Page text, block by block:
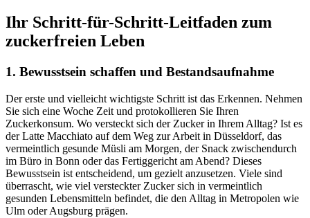
Ihr Schritt-für-Schritt-Leitfaden zum
zuckerfreien Leben
1. Bewusstsein schaffen und Bestandsaufnahme
Der erste und vielleicht wichtigste Schritt ist das Erkennen. Nehmen
Sie sich eine Woche Zeit und protokollieren Sie Ihren
Zuckerkonsum. Wo versteckt sich der Zucker in Ihrem Alltag? Ist es
der Latte Macchiato auf dem Weg zur Arbeit in Düsseldorf, das
vermeintlich gesunde Müsli am Morgen, der Snack zwischendurch
im Büro in Bonn oder das Fertiggericht am Abend? Dieses
Bewusstsein ist entscheidend, um gezielt anzusetzen. Viele sind
überrascht, wie viel versteckter Zucker sich in vermeintlich
gesunden Lebensmitteln befindet, die den Alltag in Metropolen wie
Ulm oder Augsburg prägen.